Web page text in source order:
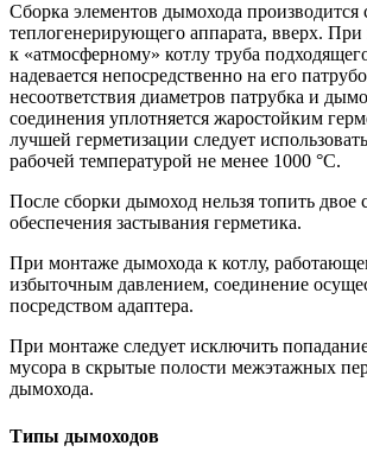
Сборка элементов дымохода
теплогенерирующего аппарата, вверх.
к «атмосферному» котлу труба
надевается непосредственно на его
несоответствия диаметров патрубка и
соединения уплотняется жаростойким
лучшей герметизации следует
рабочей температурой не менее 1000 °С.
После сборки дымоход нельзя топить двое
обеспечения застывания герметика.
При монтаже дымохода к котлу,
избыточным давлением, соединение
посредством адаптера.
При монтаже следует исключить
мусора в скрытые полости межэтажных
дымохода.
Типы дымоходов